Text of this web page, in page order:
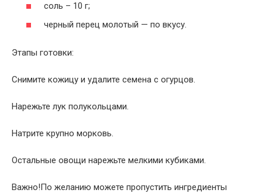
соль – 10 г;
черный перец молотый — по вкусу.
Этапы готовки:
Снимите кожицу и удалите семена с огурцов.
Нарежьте лук полукольцами.
Натрите крупно морковь.
Остальные овощи нарежьте мелкими кубиками.
Важно!По желанию можете пропустить ингредиенты